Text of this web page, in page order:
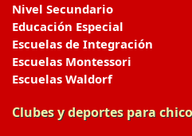
Nivel Secundario
Educación Especial
Escuelas de Integración
Escuelas Montessori
Escuelas Waldorf
Clubes y deportes para